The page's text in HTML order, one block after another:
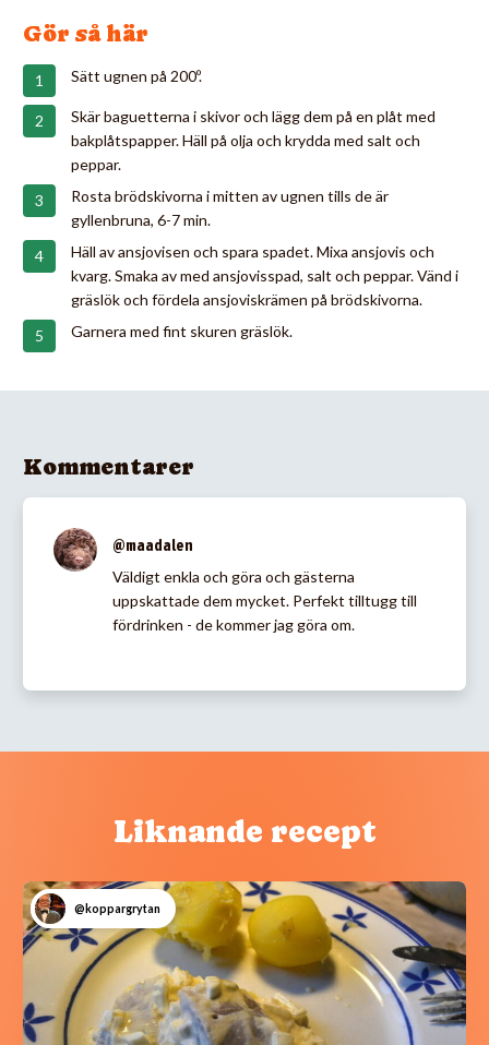
Gör så här
Sätt ugnen på 200º.
Skär baguetterna i skivor och lägg dem på en plåt med
bakplåtspapper. Häll på olja och krydda med salt och
peppar.
Rosta brödskivorna i mitten av ugnen tills de är
gyllenbruna, 6-7 min.
Häll av ansjovisen och spara spadet. Mixa ansjovis och
kvarg. Smaka av med ansjovisspad, salt och peppar. Vänd i
gräslök och fördela ansjoviskrämen på brödskivorna.
Garnera med fint skuren gräslök.
Kommentarer
@maadalen
Väldigt enkla och göra och gästerna
uppskattade dem mycket. Perfekt tilltugg till
fördrinken - de kommer jag göra om.
Liknande recept
@koppargrytan